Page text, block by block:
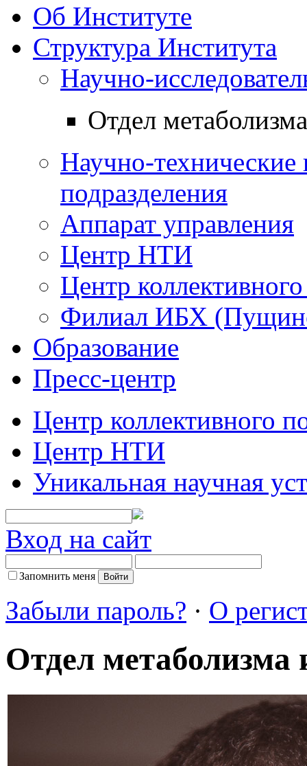
Об Институте
Структура Института
Научно-
Отдел
Научно-технические
подразделения
Аппарат управления
Центр НТИ
Центр
Филиал ИБХ
Образование
Пресс-центр
Центр коллективного
Центр НТИ
Уникальная научная
Вход на сайт
Запомнить меня
Забыли пароль? · О
Отдел метаболизма